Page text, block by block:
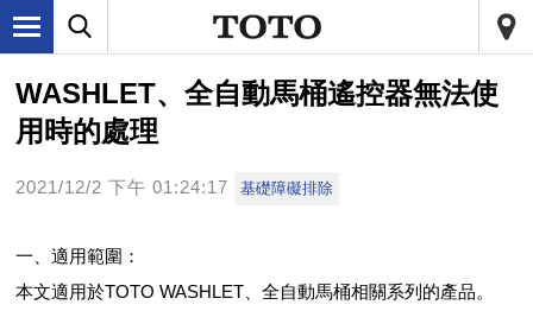
WASHLET、全自動馬桶遙控器無法使
用時的處理
2021/12/2 下午 01:24:17 基礎障礙排除
一、適用範圍：
本文適用於TOTO WASHLET、全自動馬桶相關系列的產品。